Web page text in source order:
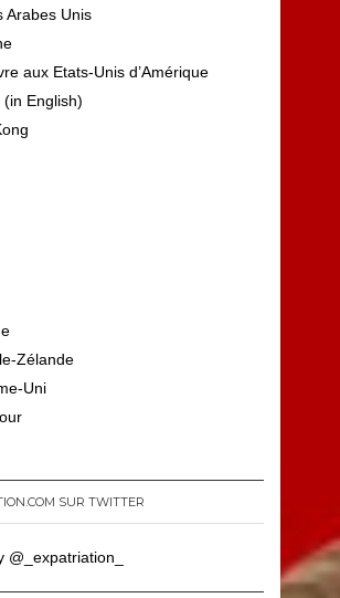
Arabes Unis
aux Etats-Unis d’Amérique
(in English)
Zélande
Uni
SUR TWITTER
@_expatriation_